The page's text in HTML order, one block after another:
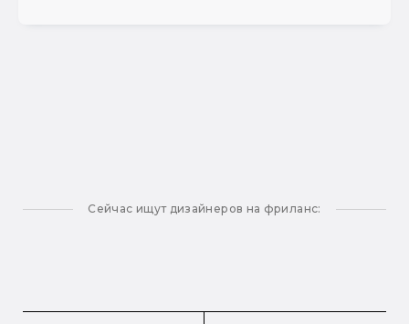
Сейчас ищут дизайнеров на фриланс: